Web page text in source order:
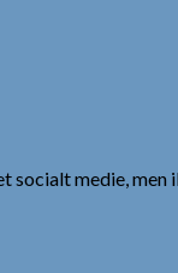
medie, men